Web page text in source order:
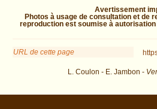
Avertissement
Photos à usage de consultation et de
reproduction est soumise à
URL de cette page
L. Coulon - E. Jambon -